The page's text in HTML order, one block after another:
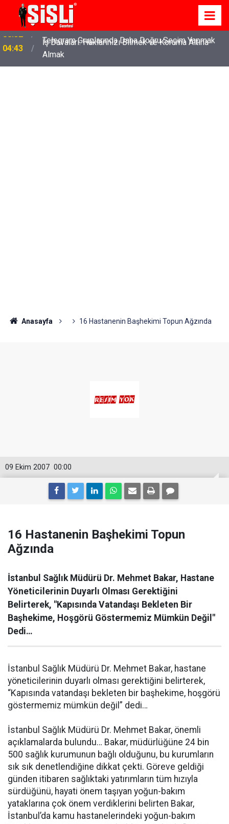
04:43
İş Davaları: Haklarınızı Bilmek ve Koruma Altına
Almak
Anasayfa 16 Hastanenin Başhekimi Topun Ağzında
00:00
09 Ekim 2007
16 Hastanenin Başhekimi Topun
Ağzında
İstanbul Sağlık Müdürü Dr. Mehmet Bakar, Hastane
Yöneticilerinin Duyarlı Olması Gerektiğini
Belirterek, "Kapısında Vatandaşı Bekleten Bir
Başhekime, Hoşgörü Göstermemiz Mümkün Değil"
Dedi…
İstanbul Sağlık Müdürü Dr. Mehmet Bakar, hastane
yöneticilerinin duyarlı olması gerektiğini belirterek,
“Kapısında vatandaşı bekleten bir başhekime, hoşgörü
göstermemiz mümkün değil” dedi…
İstanbul Sağlık Müdürü Dr. Mehmet Bakar, önemli
açıklamalarda bulundu… Bakar, müdürlüğüne 24 bin
500 sağlık kurumunun bağlı olduğunu, bu kurumların
sık sık denetlendiğine dikkat çekti. Göreve geldiği
günden itibaren sağlıktaki yatırımların tüm hızıyla
sürdüğünü, hayati önem taşıyan yoğun-bakım
yataklarına çok önem verdiklerini belirten Bakar,
İstanbul’da kamu hastanelerindeki yoğun-bakım